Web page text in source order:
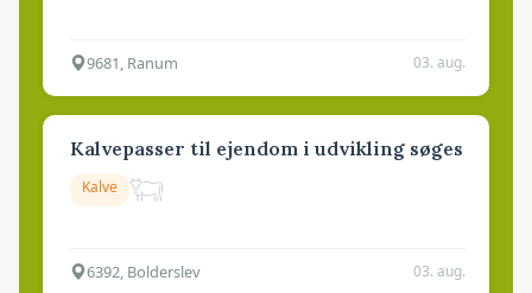
9681, Ranum 03. aug.
Kalvepasser til ejendom i udvikling søges
Kalve
6392, Bolderslev 03. aug.